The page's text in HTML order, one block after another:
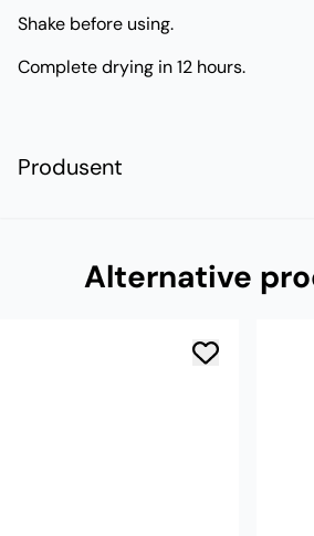
Shake before using.
Complete drying in 12 hours.
Produsent
Alternative